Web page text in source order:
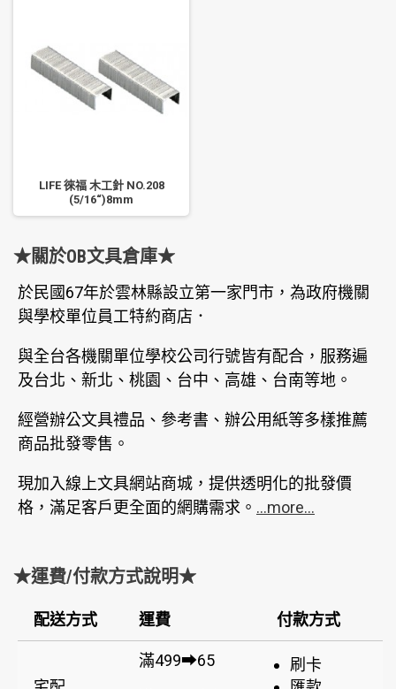
LIFE 徠福 木工針 NO.208
(5/16“)8mm
★關於OB文具倉庫★
於民國67年於雲林縣設立第一家門市，為政府機關
與學校單位員工特約商店．
與全台各機關單位學校公司行號皆有配合，服務遍
及台北、新北、桃園、台中、高雄、台南等地。
經營辦公文具禮品、參考書、辦公用紙等多樣推薦
商品批發零售。
現加入線上文具網站商城，提供透明化的批發價
格，滿足客戶更全面的網購需求。 ...more...
★運費/付款方式說明★
配送方式 運費 付款方式
滿499➡65
刷卡